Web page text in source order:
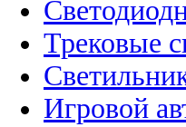
Трековые
Игровой